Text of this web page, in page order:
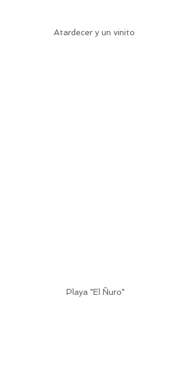
Atardecer y un vinito
Playa "El Ñuro"